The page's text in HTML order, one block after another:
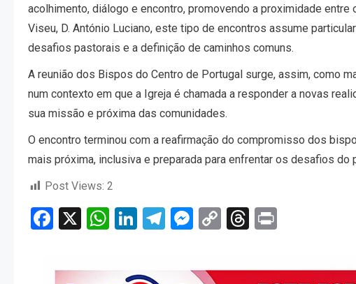
acolhimento, diálogo e encontro, promovendo a proximidade
Viseu, D. António Luciano, este tipo de encontros assume
desafios pastorais e a definição de caminhos comuns.
A reunião dos Bispos do Centro de Portugal surge, assim, como
num contexto em que a Igreja é chamada a responder a novas
sua missão e próxima das comunidades.
O encontro terminou com a reafirmação do compromisso dos
mais próxima, inclusiva e preparada para enfrentar os desafios do
Post Views: 2
Facebook
X WhatsApp
LinkedIn
Telegram
Messenger
CopyThreads